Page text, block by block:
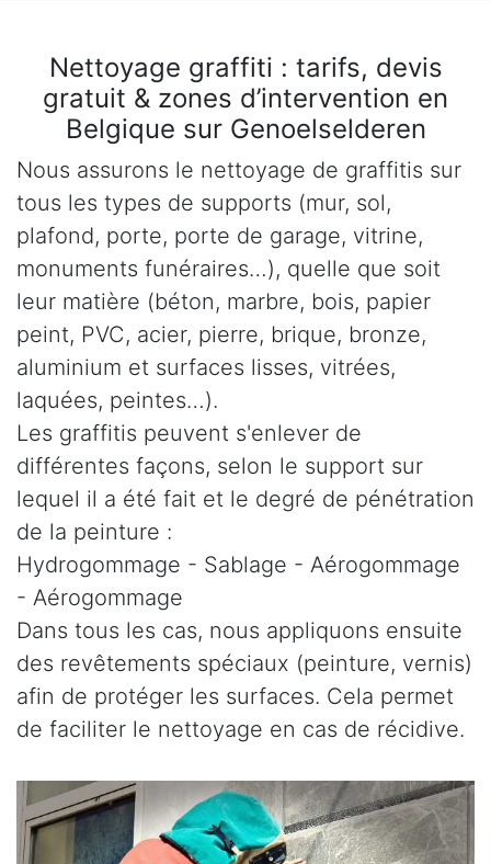
Nettoyage graffiti : tarifs, devis
gratuit & zones d’intervention en
Belgique sur Genoelselderen
Nous assurons le nettoyage de graffitis sur
tous les types de supports (mur, sol,
plafond, porte, porte de garage, vitrine,
monuments funéraires…), quelle que soit
leur matière (béton, marbre, bois, papier
peint, PVC, acier, pierre, brique, bronze,
aluminium et surfaces lisses, vitrées,
laquées, peintes…).
Les graffitis peuvent s'enlever de
différentes façons, selon le support sur
lequel il a été fait et le degré de pénétration
de la peinture :
Hydrogommage - Sablage - Aérogommage
- Aérogommage
Dans tous les cas, nous appliquons ensuite
des revêtements spéciaux (peinture, vernis)
afin de protéger les surfaces. Cela permet
de faciliter le nettoyage en cas de récidive.